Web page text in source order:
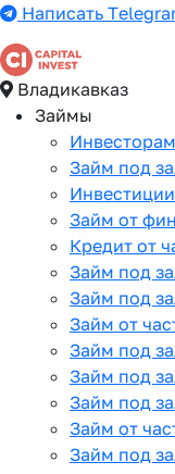
Написать
Владикавказ
Займы
Инвесторам
Займ под
Займ от
Кредит от
Займ под
Займ под
Займ от
Займ под
Займ под
Займ под
Займ от
Займ под